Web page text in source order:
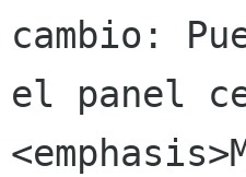
cambio:
el panel